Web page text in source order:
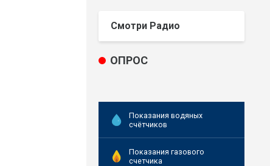
Смотри Радио
ОПРОС
Показания водяных
счётчиков
Показания газового
счетчика